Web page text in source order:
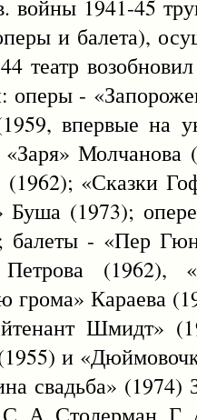
войны 1941-45
и балета),
театр
оперы -
впервые на
Молчанова
(1962); «Сказки
(1973);
- «Пер
(1962),
Караева
Шмидт»
и
свадьба» (1974)